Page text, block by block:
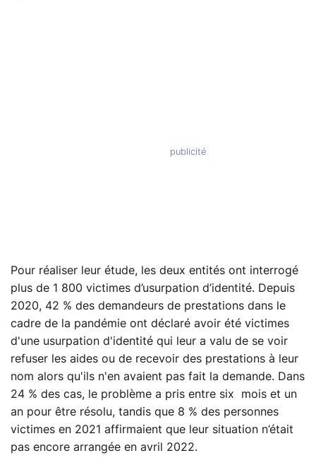
Pour réaliser leur étude, les deux entités ont interrogé
plus de 1 800 victimes d’usurpation d’identité. Depuis
2020, 42 % des demandeurs de prestations dans le
cadre de la pandémie ont déclaré avoir été victimes
d'une usurpation d'identité qui leur a valu de se voir
refuser les aides ou de recevoir des prestations à leur
nom alors qu'ils n'en avaient pas fait la demande. Dans
24 % des cas, le problème a pris entre six mois et un
an pour être résolu, tandis que 8 % des personnes
victimes en 2021 affirmaient que leur situation n’était
pas encore arrangée en avril 2022.